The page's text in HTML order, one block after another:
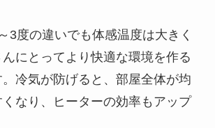
3度の違いでも体感温度は大きく
にとってより快適な環境を作る
冷気が防げると、部屋全体が均
なり、ヒーターの効率もアップ